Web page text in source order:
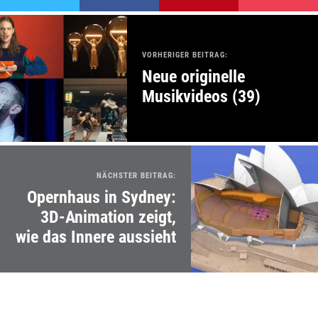
VORHERIGER BEITRAG:
Neue originelle
Musikvideos (39)
NÄCHSTER BEITRAG:
Opernhaus in Sydney:
3D-Animation zeigt,
wie das Innere aussieht